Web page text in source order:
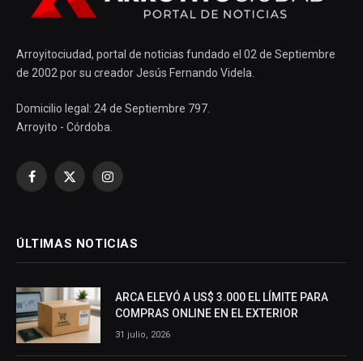
Arroyitociudad, portal de noticias fundado el 02 de Septiembre
de 2002 por su creador Jesús Fernando Videla.
Domicilio legal: 24 de Septiembre 797.
Arroyito - Córdoba.
Facebook
X
Instagram
ÚLTIMAS NOTICIAS
ARCA ELEVÓ A US$ 3.000 EL LÍMITE PARA
COMPRAS ONLINE EN EL EXTERIOR
31 julio, 2026